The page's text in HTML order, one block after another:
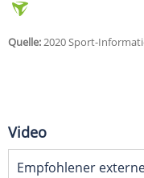
Quelle:2020 Sport-
Video
Empfohlener